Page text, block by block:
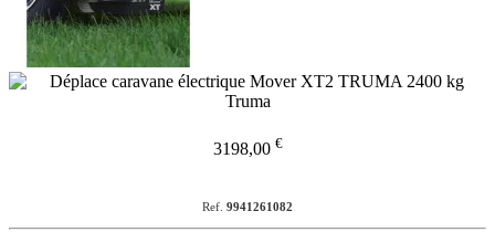
3198,00 €
Ref. 9941261082